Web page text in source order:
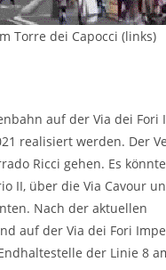
Torre dei Capocci (links)
auf der Via dei Fori
realisiert werden. Der
Ricci gehen. Es
II, über die Via Cavour
Nach der aktuellen
auf der Via dei Fori
der Linie 8